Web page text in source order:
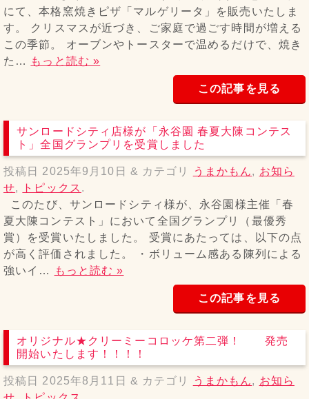
にて、本格窯焼きピザ「マルゲリータ」を販売いたしま
す。 クリスマスが近づき、ご家庭で過ごす時間が増える
この季節。 オーブンやトースターで温めるだけで、焼き
た…
もっと読む »
この記事を見る
サンロードシティ店様が「永谷園 春夏大陳コンテス
ト」全国グランプリを受賞しました
投稿日 2025年9月10日 & カテゴリ うまかもん, お知ら
せ, トピックス .
このたび、サンロードシティ様が、永谷園様主催「春
夏大陳コンテスト」において全国グランプリ（最優秀
賞）を受賞いたしました。 受賞にあたっては、以下の点
が高く評価されました。 ・ボリューム感ある陳列による
強いイ…
もっと読む »
この記事を見る
オリジナル★クリーミーコロッケ第二弾！ 発売
開始いたします！！！！
投稿日 2025年8月11日 & カテゴリ うまかもん, お知ら